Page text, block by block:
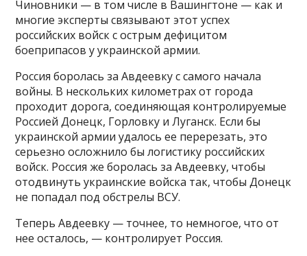
Чиновники — в том числе в Вашингтоне — как и
многие эксперты связывают этот успех
российских войск с острым дефицитом
боеприпасов у украинской армии.
Россия боролась за Авдеевку с самого начала
войны. В нескольких километрах от города
проходит дорога, соединяющая контролируемые
Россией Донецк, Горловку и Луганск. Если бы
украинской армии удалось ее перерезать, это
серьезно осложнило бы логистику российских
войск. Россия же боролась за Авдеевку, чтобы
отодвинуть украинские войска так, чтобы Донецк
не попадал под обстрелы ВСУ.
Теперь Авдеевку — точнее, то немногое, что от
нее осталось, — контролирует Россия.